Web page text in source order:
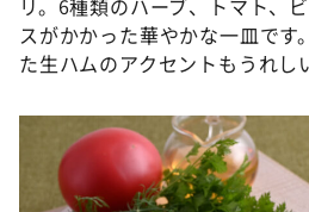
リ。6種類のハーブ、トマト、
スがかかった華やかな一皿です
た生ハムのアクセントもうれし